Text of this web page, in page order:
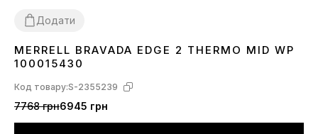
Додати
3940
MERRELL BRAVADA EDGE 2 THERMO MID WP
100015430
Код товару:S-2355239
7768 грн6945 грн